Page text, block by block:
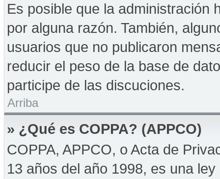
Es posible que la administración
por alguna razón. También,
usuarios que no publicaron
reducir el peso de la base de
participe de las discuciones.
Arriba
» ¿Qué es COPPA? (APPCO)
COPPA, APPCO, o Acta de
13 años del año 1998, es una